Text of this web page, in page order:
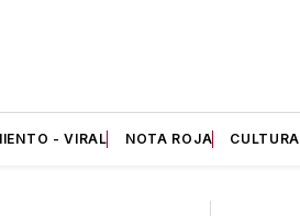
- VIRAL NOTA ROJA CULTURA